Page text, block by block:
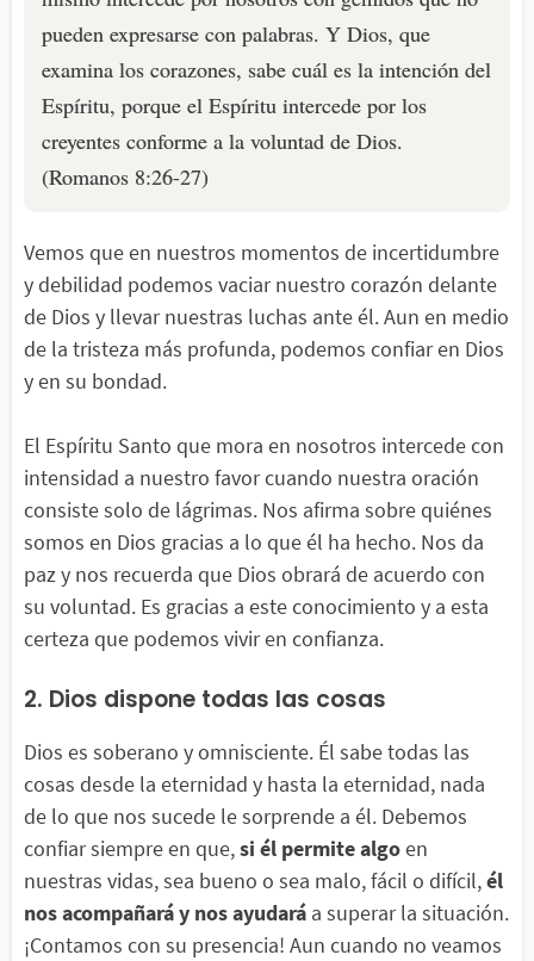
pueden expresarse con palabras. Y Dios, que
examina los corazones, sabe cuál es la intención del
Espíritu, porque el Espíritu intercede por los
creyentes conforme a la voluntad de Dios.
(Romanos 8:26-27)
Vemos que en nuestros momentos de incertidumbre
y debilidad podemos vaciar nuestro corazón delante
de Dios y llevar nuestras luchas ante él. Aun en medio
de la tristeza más profunda, podemos confiar en Dios
y en su bondad.
El Espíritu Santo que mora en nosotros intercede con
intensidad a nuestro favor cuando nuestra oración
consiste solo de lágrimas. Nos afirma sobre quiénes
somos en Dios gracias a lo que él ha hecho. Nos da
paz y nos recuerda que Dios obrará de acuerdo con
su voluntad. Es gracias a este conocimiento y a esta
certeza que podemos vivir en confianza.
2. Dios dispone todas las cosas
Dios es soberano y omnisciente. Él sabe todas las
cosas desde la eternidad y hasta la eternidad, nada
de lo que nos sucede le sorprende a él. Debemos
confiar siempre en que,si él permite algoen
nuestras vidas, sea bueno o sea malo, fácil o difícil,él
nos acompañará y nos ayudará a superar la situación.
¡Contamos con su presencia! Aun cuando no veamos